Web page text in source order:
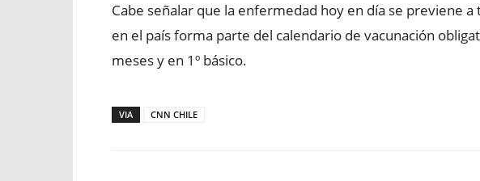
Cabe señalar que la enfermedad hoy en día se previene a
en el país forma parte del calendario de vacunación
meses y en 1º básico.
VIA CNN CHILE